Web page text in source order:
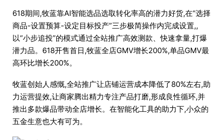
618期间,牧蓝靠AI智能选品选取转化率高的潜力好货,在“选择
商品-设置预算-设定目标投产”三步极简操作内完成设置,,
以“小步追投”的模式通过全站推广高效测款、快速拿量,打爆
潜力品。618开售首日,牧蓝全店GMV增长200%,单品GMV最
高环比增长200%。
牧蓝创始人感慨,全站推广让店铺运营成本降低了80%左右,助
力运营提效,让商家腾出精力专注产品打磨,形成良性循环,并
推出多款爆品带动全店增长。在智能化工具的助力下,小众的
五金生意也大有可为。